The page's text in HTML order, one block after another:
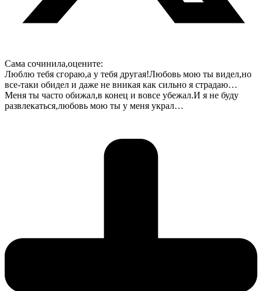
Сама сочинила,оцените:
Люблю тебя сгораю,а у тебя другая!Любовь мою ты видел,но
все-таки обидел и даже не вникая как сильно я страдаю…
Меня ты часто обижал,в конец и вовсе убежал.И я не буду
развлекаться,любовь мою ты у меня украл…